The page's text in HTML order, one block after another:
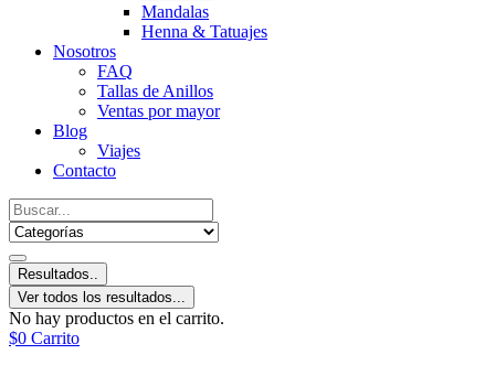
Mandalas
Henna & Tatuajes
Nosotros
FAQ
Tallas de Anillos
Ventas por mayor
Blog
Viajes
Contacto
Resultados..
Ver todos los resultados...
No hay productos en el carrito.
$0 Carrito